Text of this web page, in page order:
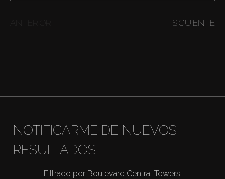
Alquilar
About Us
SIGUIENTE
NOTIFICARME DE NUEVOS
RESULTADOS
Filtrado por Boulevard Central Towers: